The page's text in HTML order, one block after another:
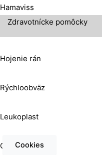
Hamaviss
Zdravotnícke pomôcky
Hojenie rán
Rýchloobväz
Leukoplast
GázaCookies